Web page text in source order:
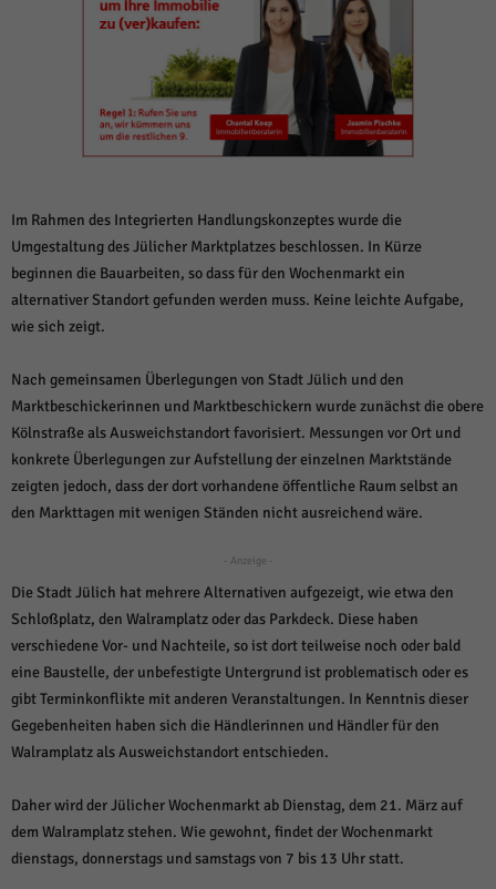
Im Rahmen des Integrierten Handlungskonzeptes wurde die
Umgestaltung des Jülicher Marktplatzes beschlossen. In Kürze
beginnen die Bauarbeiten, so dass für den Wochenmarkt ein
alternativer Standort gefunden werden muss. Keine leichte Aufgabe,
wie sich zeigt.
Nach gemeinsamen Überlegungen von Stadt Jülich und den
Marktbeschickerinnen und Marktbeschickern wurde zunächst die obere
Kölnstraße als Ausweichstandort favorisiert. Messungen vor Ort und
konkrete Überlegungen zur Aufstellung der einzelnen Marktstände
zeigten jedoch, dass der dort vorhandene öffentliche Raum selbst an
den Markttagen mit wenigen Ständen nicht ausreichend wäre.
- Anzeige -
Die Stadt Jülich hat mehrere Alternativen aufgezeigt, wie etwa den
Schloßplatz, den Walramplatz oder das Parkdeck. Diese haben
verschiedene Vor- und Nachteile, so ist dort teilweise noch oder bald
eine Baustelle, der unbefestigte Untergrund ist problematisch oder es
gibt Terminkonflikte mit anderen Veranstaltungen. In Kenntnis dieser
Gegebenheiten haben sich die Händlerinnen und Händler für den
Walramplatz als Ausweichstandort entschieden.
Daher wird der Jülicher Wochenmarkt ab Dienstag, dem 21. März auf
dem Walramplatz stehen. Wie gewohnt, findet der Wochenmarkt
dienstags, donnerstags und samstags von 7 bis 13 Uhr statt.
Alle akzeptieren Speichern und weiter
Zurück
Datenschutzeinstellungen
Essenziell (1)
einwandfreie Funktion der Website erforderlich.
Cookie-Informationen anzeigen
Statistiken (1)
Statistik Cookies erfassen Informationen anonym. Diese Informationen helfen
Cookie-Informationen anzeigen
Marketing (1)
Marketing-Cookies werden von Drittanbietern oder Publishern verwendet,
um personalisierte Werbung anzuzeigen. Sie tun dies, indem sie Besucher
über Websites hinweg verfolgen.
Inhalte von Videoplattformen und Social-Media-Plattformen werden
standardmäßig blockiert. Wenn Cookies von externen Medien akzeptiert
werden, bedarf der Zugriff auf diese Inhalte keiner manuellen Einwilligung
mehr.
Cookie-Informationen anzeigen
powered by Borlabs Cookie Datenschutzerklärung Impressum